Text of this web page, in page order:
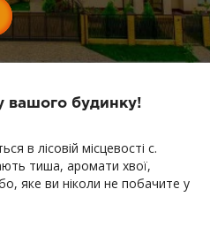
вашого будинку!
в лісовій місцевості с.
тиша, аромати хвої,
яке ви ніколи не побачите у